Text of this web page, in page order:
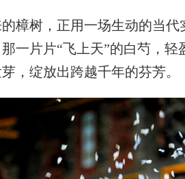
树，正用一场生动的当代
一片片“飞上天”的白芍，
，绽放出跨越千年的芬芳。